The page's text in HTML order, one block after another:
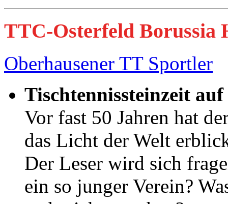
TTC-Osterfeld Borussia
Oberhausener TT Sportler
Tischtennissteinzeit
Vor fast 50 Jahren hat
das Licht der Welt
Der Leser wird sich
ein so junger Verein?